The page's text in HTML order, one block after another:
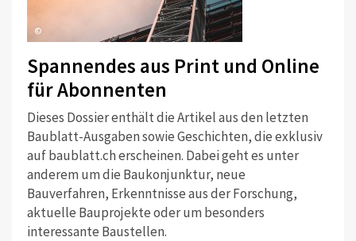
©
Spannendes aus Print und Online
für Abonnenten
Dieses Dossier enthält die Artikel aus den letzten
Baublatt-Ausgaben sowie Geschichten, die exklusiv
auf baublatt.ch erscheinen. Dabei geht es unter
anderem um die Baukonjunktur, neue
Bauverfahren, Erkenntnisse aus der Forschung,
aktuelle Bauprojekte oder um besonders
interessante Baustellen.